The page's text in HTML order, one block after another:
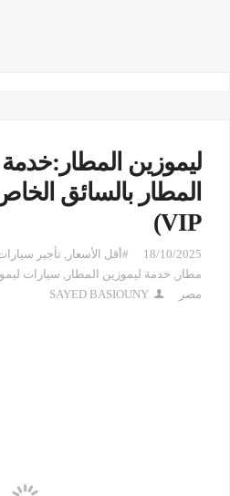
ليموزين
VIP)
18/10/2025 #أقل الأسعار , تأجير
مطار , خدمة ليموزين المطار , سيارات
مصر
SAYED BASIOUNY